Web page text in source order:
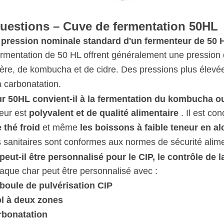
– Cuve de fermentation 50HL
nominale standard d'un fermenteur de 50
de 50 HL offrent généralement une
de kombucha et de cidre. Des pressions plus
carbonatation.
50HL convient-il à la fermentation du kombucha
est polyvalent et de qualité alimentaire . Il est
thé froid et même les boissons à faible teneur en
sanitaires sont conformes aux normes de sécurité
il être personnalisé pour le CIP, le contrôle de
char peut être personnalisé avec :
de pulvérisation CIP
à deux zones